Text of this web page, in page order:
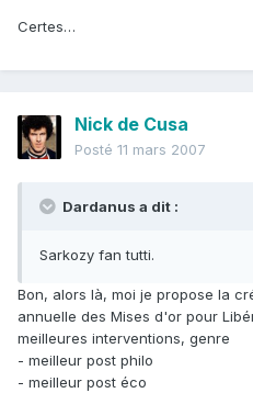
Certes…
Nick de Cusa
Posté 11 mars 2007
Dardanus a dit :
Sarkozy fan tutti.
Bon, alors là, moi je propose la
annuelle des Mises d'or pour
meilleures interventions, genre
- meilleur post philo
- meilleur post éco